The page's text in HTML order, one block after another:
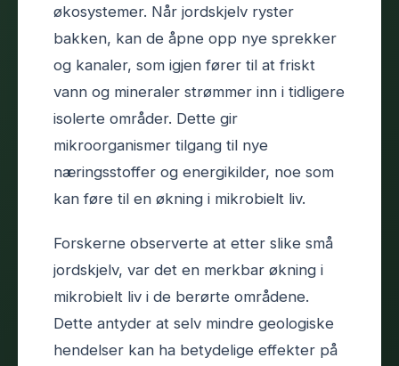
økosystemer. Når jordskjelv ryster
bakken, kan de åpne opp nye sprekker
og kanaler, som igjen fører til at friskt
vann og mineraler strømmer inn i tidligere
isolerte områder. Dette gir
mikroorganismer tilgang til nye
næringsstoffer og energikilder, noe som
kan føre til en økning i mikrobielt liv.
Forskerne observerte at etter slike små
jordskjelv, var det en merkbar økning i
mikrobielt liv i de berørte områdene.
Dette antyder at selv mindre geologiske
hendelser kan ha betydelige effekter på